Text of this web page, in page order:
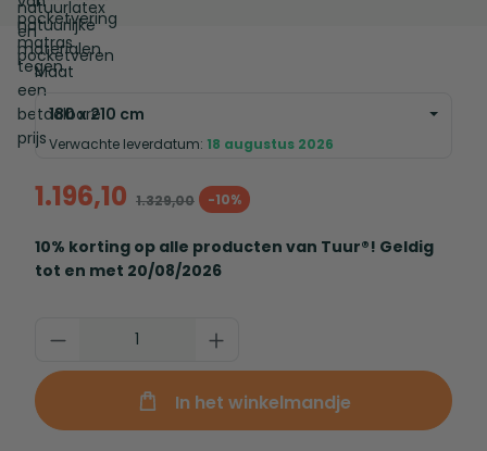
Maat
180 x 210 cm
Verwachte leverdatum: 18 augustus 2026
1.196,10 1.329,00 -10%
10% korting op alle producten van Tuur®! Geldig
tot en met 20/08/2026
In het winkelmandje